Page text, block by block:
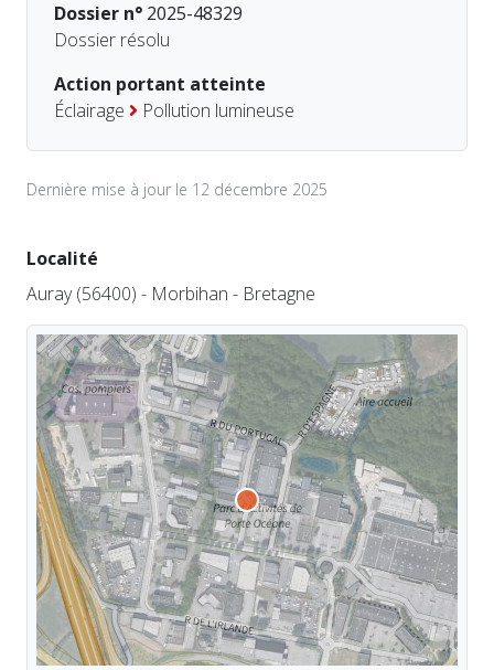
Dossier n° 2025-48329
Dossier résolu
Action portant atteinte
Éclairage
Pollution lumineuse
Dernière mise à jour le 12 décembre 2025
Localité
Auray (56400) - Morbihan - Bretagne